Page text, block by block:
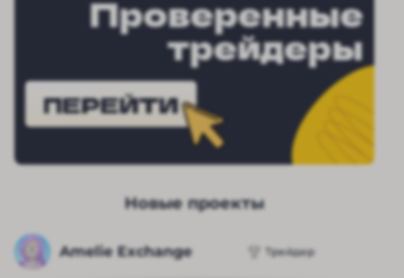
Проверенные
трейдеры
ПЕРЕЙТИ
Новые проекты
Amelie Exchange Трейдер